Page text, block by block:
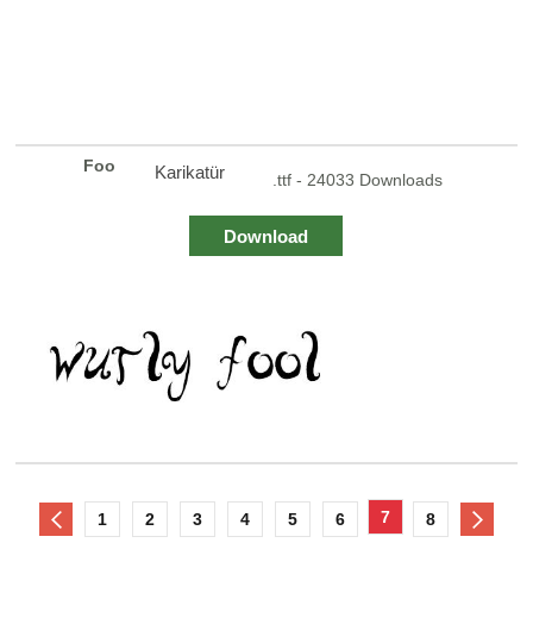
Foo Karikatür .ttf - 24033 Downloads
Download
1 2 3 4 5 6 7 8